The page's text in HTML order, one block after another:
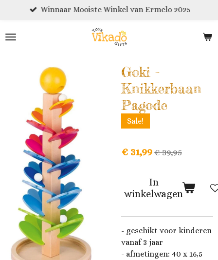
naar
Winnaar Mooiste Winkel van Ermelo 2025
Goki -
Knikkerbaan
Pagode
Sale!
€ 31,99€ 39,95
In
winkelwagen
- geschikt voor kinderen
vanaf 3 jaar
- afmetingen: 40 x 16,5